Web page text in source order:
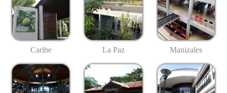
Caribe La Paz Manizales